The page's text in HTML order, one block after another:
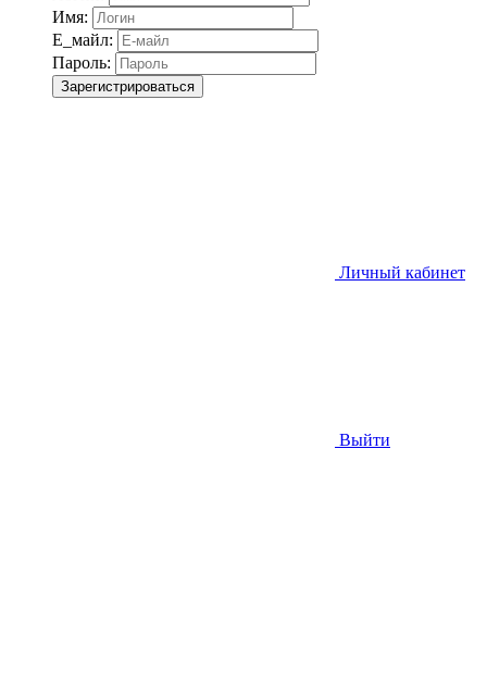
Имя:
Е_майл:
Пароль:
Зарегистрироваться
Личный кабинет
Выйти